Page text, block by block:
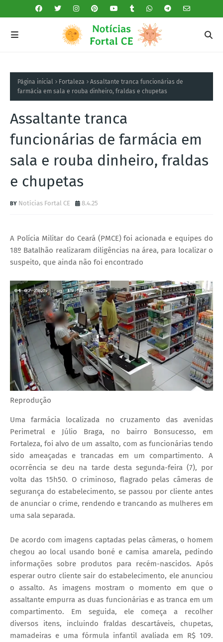
Página inicial Fortaleza
Assaltante tranca funcionárias de
farmácia em sala e rouba dinheiro, fraldas e chupetas
Assaltante tranca
funcionárias de farmácia em
sala e rouba dinheiro, fraldas
e chupetas
Notícias Fortal CE 8.4.25
A Polícia Militar do Ceará (PMCE) foi acionada e equipes do
18º Batalhão realizaram diligências na área, para localizar o
suspeito, que ainda não foi encontrado
Reprodução
Uma farmácia localizada no cruzamento das avenidas
Perimetral e Júlio Braga, no bairro Bonsucesso, em
Fortaleza, foi alvo de um assalto, com as funcionárias tendo
sido ameaçadas e trancadas em um compartimento. A
ocorrência se deu na tarde desta segunda-feira (7), por
volta das 15h50. O criminoso, flagrado pelas câmeras de
segurança do estabelecimento, se passou por cliente antes
de anunciar o crime, rendendo e trancando as mulheres em
uma sala separada.
De acordo com imagens captadas pelas câmeras, o homem
chegou ao local usando boné e camisa amarela, pedindo
informações sobre produtos para recém-nascidos. Após
esperar outro cliente sair do estabelecimento, ele anunciou
o assalto. As imagens mostram o momento em que o
assaltante empurra as duas funcionárias e as tranca em um
compartimento. Em seguida, ele começa a recolher
diversos itens, incluindo fraldas descartáveis, chupetas,
mamadeiras e uma fórmula infantil avaliada em R$ 109.